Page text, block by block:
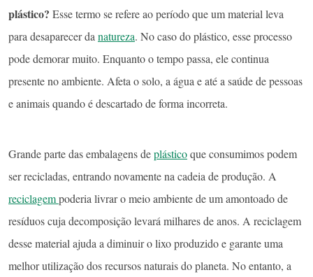
plástico? Esse termo se refere ao período que um material leva
para desaparecer da natureza. No caso do plástico, esse processo
pode demorar muito. Enquanto o tempo passa, ele continua
presente no ambiente. Afeta o solo, a água e até a saúde de pessoas
e animais quando é descartado de forma incorreta.
Grande parte das embalagens deplásticoque consumimos podem
ser recicladas, entrando novamente na cadeia de produção. A
reciclagempoderia livrar o meio ambiente de um amontoado de
resíduos cuja decomposição levará milhares de anos. A reciclagem
desse material ajuda a diminuir o lixo produzido e garante uma
melhor utilização dos recursos naturais do planeta. No entanto, a